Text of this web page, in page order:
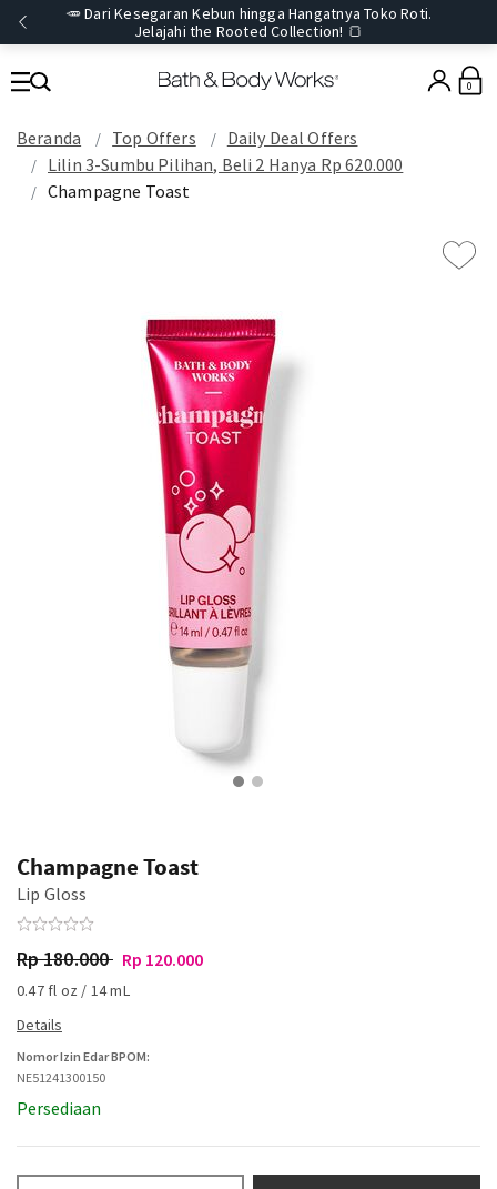
🥕 Dari Kesegaran Kebun hingga Hangatnya Toko Roti.
Jelajahi the Rooted Collection! 🍞
0
Beranda Top Offers
Daily Deal Offers
Lilin 3-Sumbu Pilihan, Beli 2 Hanya Rp 620.000
Champagne Toast
Champagne Toast
Lip Gloss
Rp 180.000 Rp 120.000
0.47 fl oz / 14 mL
Nomor Izin Edar BPOM:
NE51241300150
Persediaan